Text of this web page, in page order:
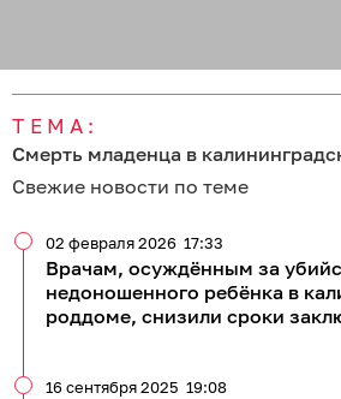
ТЕМА:
Смерть младенца в
Свежие новости по теме
Врачам, осуждённым за
недоношенного ребёнка в
роддоме, снизили сроки
02 февраля 2026 17:33
16 сентября 2025 19:08